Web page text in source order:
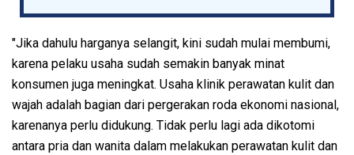
"Jika dahulu harganya selangit, kini sudah mulai membumi,
karena pelaku usaha sudah semakin banyak minat
konsumen juga meningkat. Usaha klinik perawatan kulit dan
wajah adalah bagian dari pergerakan roda ekonomi nasional,
karenanya perlu didukung. Tidak perlu lagi ada dikotomi
antara pria dan wanita dalam melakukan perawatan kulit dan